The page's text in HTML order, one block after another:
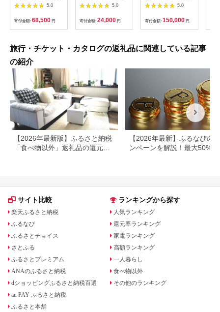
屋台ペア お食事券 海
鮮 海 屋台 食事 ペア
福岡県 岡垣町
5.0
寄付金額: 68,500 円
験チケット
【1364991】
5.0
寄付金額: 24,000 円
ルフ チケット 平日 土
日 祝日 プレー券 関東
群馬県 首都圏 F20E-
382
5.0
寄付金額: 150,000 円
旅行・チケット・カタログの返礼品に関連している記事
の紹介
【2026年最新版】ふるさと納税
「食べ物以外」返礼品の還元率
【2026年最新】ふるなびの
ンペーンを解説！最大50%還
サイト比較
楽天ふるさと納税
ふるなび
ふるさとチョイス
さとふる
ふるさとプレミアム
ANAのふるさと納税
dショッピングふるさと納税百選
au PAY ふるさと納税
ふるさと本舗
ランキングから探す
人気ランキング
還元率ランキング
家電ランキング
高額ランキング
一人暮らし
食べ物以外
その他のランキング